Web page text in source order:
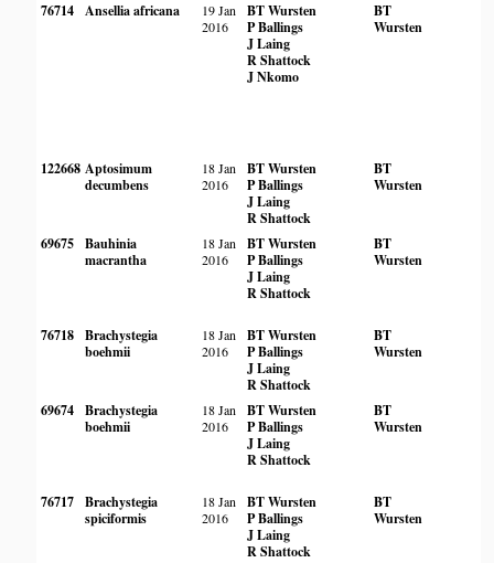
76714 Ansellia africana
19 Jan
2016
BT Wursten
P Ballings
J Laing
R Shattock
J Nkomo
BT
Wursten
122668 Aptosimum
decumbens
18 Jan
2016
BT Wursten
P Ballings
J Laing
R Shattock
BT
Wursten
69675 Bauhinia
macrantha
18 Jan
2016
BT Wursten
P Ballings
J Laing
R Shattock
BT
Wursten
76718 Brachystegia
boehmii
18 Jan
2016
BT Wursten
P Ballings
J Laing
R Shattock
BT
Wursten
69674 Brachystegia
boehmii
18 Jan
2016
BT Wursten
P Ballings
J Laing
R Shattock
BT
Wursten
76717 Brachystegia
spiciformis
18 Jan
2016
BT Wursten
P Ballings
J Laing
R Shattock
BT
Wursten